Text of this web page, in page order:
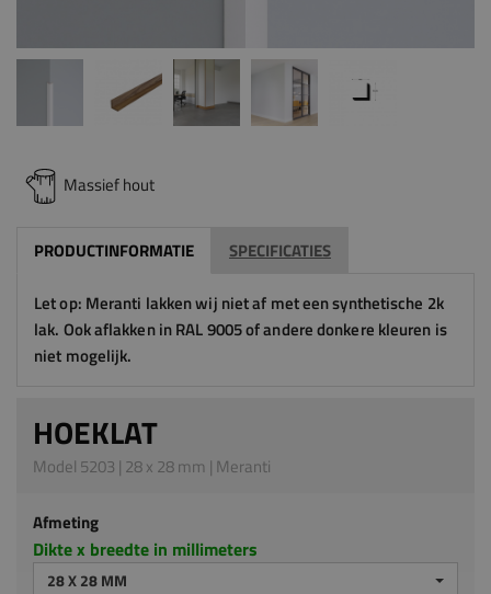
Massief hout
PRODUCTINFORMATIE SPECIFICATIES
Let op: Meranti lakken wij niet af met een synthetische 2k
lak. Ook aflakken in RAL 9005 of andere donkere kleuren is
niet mogelijk.
HOEKLAT
Model 5203 | 28 x 28 mm | Meranti
Afmeting
Dikte x breedte in millimeters
28 X 28 MM